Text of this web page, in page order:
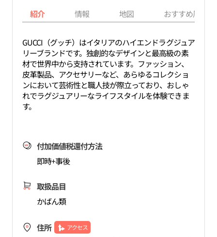
紹介 情報 地図 おすすめ周辺
GUCCI（グッチ）はイタリアのハイエンドラグジュア
リーブランドです。独創的なデザインと最高級の素
材で世界中から支持されています。ファッション、
皮革製品、アクセサリーなど、あらゆるコレクショ
ンにおいて芸術性と職人技が際立っており、おしゃ
れでラグジュアリーなライフスタイルを体験できま
す。
付加価値税還付方法
即時+事後
取扱品目
かばん類
住所 アクセス